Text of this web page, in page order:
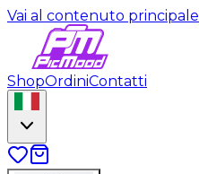
Vai al contenuto principale
ShopOrdiniContatti